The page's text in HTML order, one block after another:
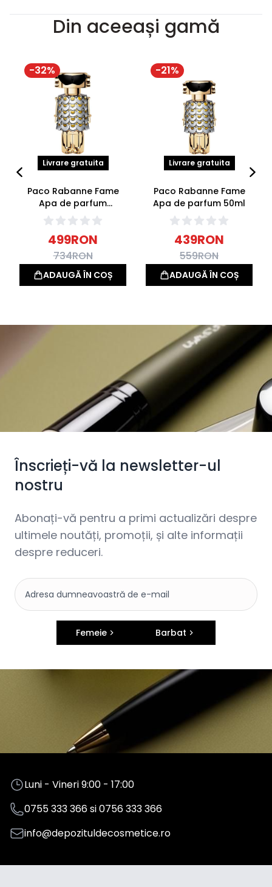
Din aceeași gamă
-32%
Livrare gratuita
Paco Rabanne Fame
Apa de parfum
Reincarcabila 80ml
499RON
734RON
ADAUGĂ ÎN COȘ
-21%
Livrare gratuita
Paco Rabanne Fame
Apa de parfum 50ml
439RON
559RON
ADAUGĂ ÎN COȘ
Înscrieți-vă la newsletter-ul
nostru
Abonați-vă pentru a primi actualizări despre
ultimele noutăți, promoții, și alte informații
despre reduceri.
Femeie Barbat
Luni - Vineri 9:00 - 17:00
0755 333 366si0756 333 366
info@depozituldecosmetice.ro